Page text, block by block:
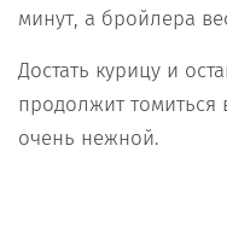
минут, а бройлера
Достать курицу и
продолжит томиться
очень нежной.